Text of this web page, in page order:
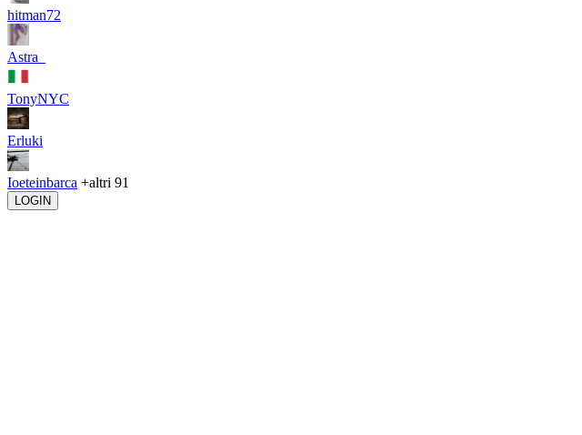
hitman72
Astra_
TonyNYC
Erluki
Ioeteinbarca +altri 91
LOGIN